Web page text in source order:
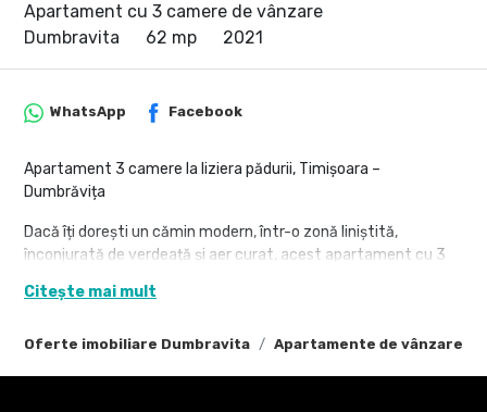
Apartament cu 3 camere de vânzare
Dumbravita
62 mp 2021
Oferte imobiliare Dumbravita Apartamente de vânzare
WhatsApp Facebook
Apartament 3 camere la liziera pădurii, Timișoara –
Dumbrăvița
Dacă îți dorești un cămin modern, într-o zonă liniștită,
înconjurată de verdeață și aer curat, acest apartament cu 3
alegerea ideală pentru tine și familia ta.
marginea pădurii, imobilul oferă un echilibru perfect între
Citește mai mult